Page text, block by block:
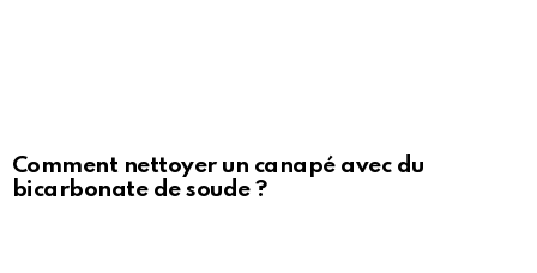
Comment nettoyer un canapé avec du
bicarbonate de soude ?